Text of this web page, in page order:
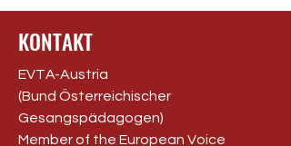
KONTAKT
EVTA-Austria
(Bund Österreichischer
Gesangspädagogen)
Member of the European Voice